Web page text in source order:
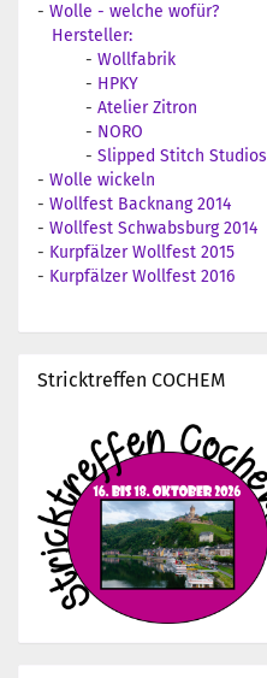
- Wolle - welche wofür?
Hersteller:
- Wollfabrik
- HPKY
- Atelier Zitron
- NORO
- Slipped Stitch Studios
- Wolle wickeln
- Wollfest Backnang 2014
- Wollfest Schwabsburg 2014
- Kurpfälzer Wollfest 2015
- Kurpfälzer Wollfest 2016
Stricktreffen COCHEM